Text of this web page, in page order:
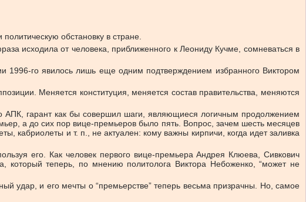
обстановку в стране.
исходила от человека, приближенного к Леониду Кучме, сомневаться в
1996-го явилось лишь еще одним подтверждением избранного Виктором
Меняется конституция, меняется состав правительства, меняются
АПК, гарант как бы совершил шаги, являющиеся логичным продолжением
а до сих пор вице-премьеров было пять. Вопрос, зачем шесть месяцев
кабриолеты и т. п., не актуален: кому важны кирпичи, когда идет заливка
его. Как человек первого вице-премьера Андрея Клюева, Сивкович
который теперь, по мнению политолога Виктора Небоженко, “может не
удар, и его мечты о “премьерстве” теперь весьма призрачны. Но, самое